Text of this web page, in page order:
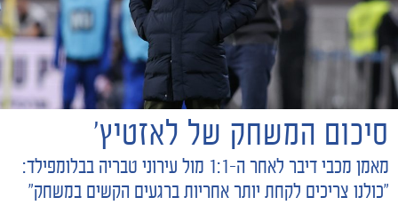
חדשות
סיכום המשחק של לאזטיץ'
מאמן מכבי דיבר לאחר ה-1:1 מול עירוני טבריה בבלומפילד:
"כולנו צריכים לקחת יותר אחריות ברגעים הקשים במשחק"